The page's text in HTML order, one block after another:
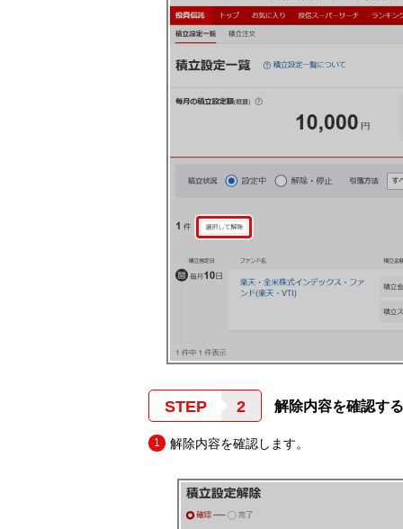
STEP 解除内容を確認する
解除内容を確認します。